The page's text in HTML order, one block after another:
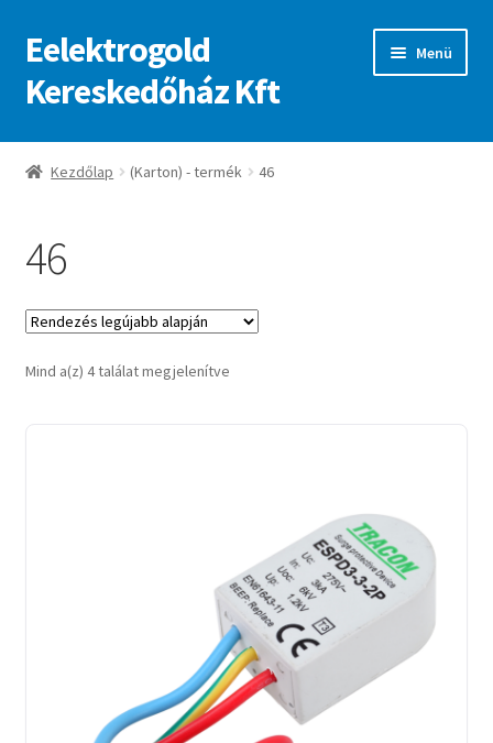
Ugrás
a
navigációhoz
Kilépés
a
tartalomba
Eelektrogold
Kereskedőház Kft
Menü
Kezdőlap
Adatvédelmi irányelvek
ajanlatkeres
Kezdőlap (Karton) - termék 46
46
Mind a(z) 4 találat megjelenítveSorted